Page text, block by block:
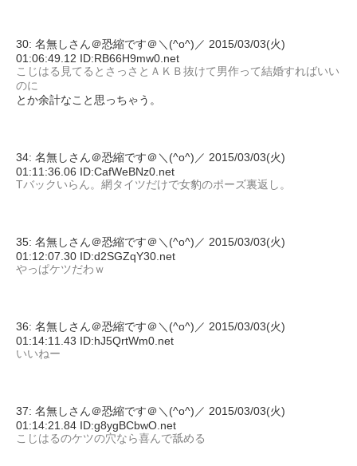
30: 名無しさん＠恐縮です＠＼(^o^)／ 2015/03/03(火)
01:06:49.12 ID:RB66H9mw0.net
こじはる見てるとさっさとＡＫＢ抜けて男作って結婚すればいい
のに
とか余計なこと思っちゃう。
34: 名無しさん＠恐縮です＠＼(^o^)／ 2015/03/03(火)
01:11:36.06 ID:CafWeBNz0.net
Tバックいらん。網タイツだけで女豹のポーズ裏返し。
35: 名無しさん＠恐縮です＠＼(^o^)／ 2015/03/03(火)
01:12:07.30 ID:d2SGZqY30.net
やっぱケツだわｗ
36: 名無しさん＠恐縮です＠＼(^o^)／ 2015/03/03(火)
01:14:11.43 ID:hJ5QrtWm0.net
いいねー
37: 名無しさん＠恐縮です＠＼(^o^)／ 2015/03/03(火)
01:14:21.84 ID:g8ygBCbwO.net
こじはるのケツの穴なら喜んで舐める